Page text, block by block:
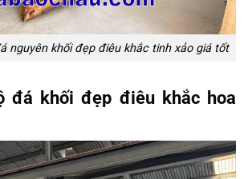
nguyên khối đẹp điêu khắc tinh xảo giá tốt
đá khối đẹp điêu khắc hoa